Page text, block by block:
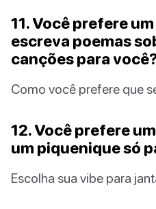
11. Você prefere
escreva poemas
canções para
Como você prefere que
12. Você prefere
um piquenique só
Escolha sua vibe para